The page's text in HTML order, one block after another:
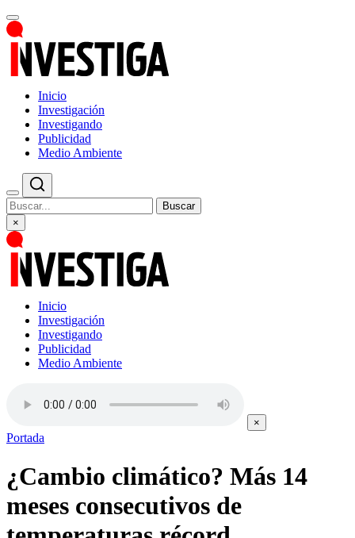
Inicio
Investigación
Investigando
Publicidad
Medio Ambiente
Buscar
×
Inicio
Investigación
Investigando
Publicidad
Medio Ambiente
×
Portada
¿Cambio climático? Más 14
meses consecutivos de